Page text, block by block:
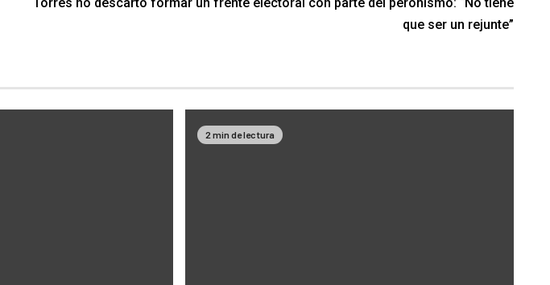
que ser un rejunte”
2 min de lectura